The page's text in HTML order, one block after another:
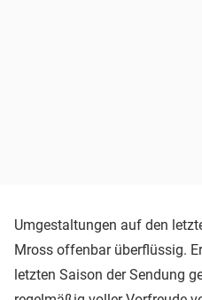
Umgestaltungen auf den
Mross offenbar überflüssig.
letzten Saison der Sendung